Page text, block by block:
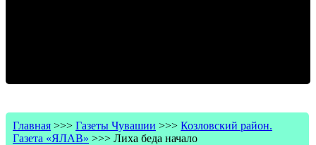
Главная >>> Газеты Чувашии >>> Козловский район.
Газета «ЯЛАВ» >>> Лиха беда начало